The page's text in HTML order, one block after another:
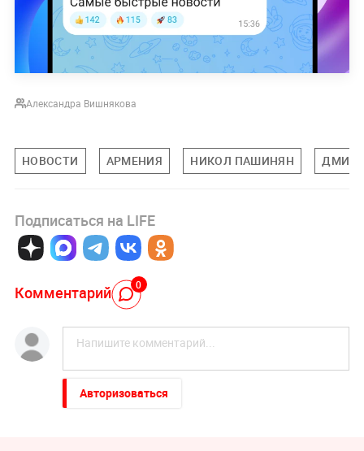
Александра Вишнякова
НОВОСТИ АРМЕНИЯ НИКОЛ ПАШИНЯН
Подписаться на LIFE
Комментарий 0
Авторизоваться